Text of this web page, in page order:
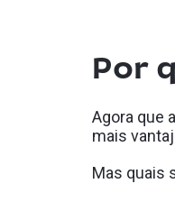
Por
Agora que
mais
Mas quais